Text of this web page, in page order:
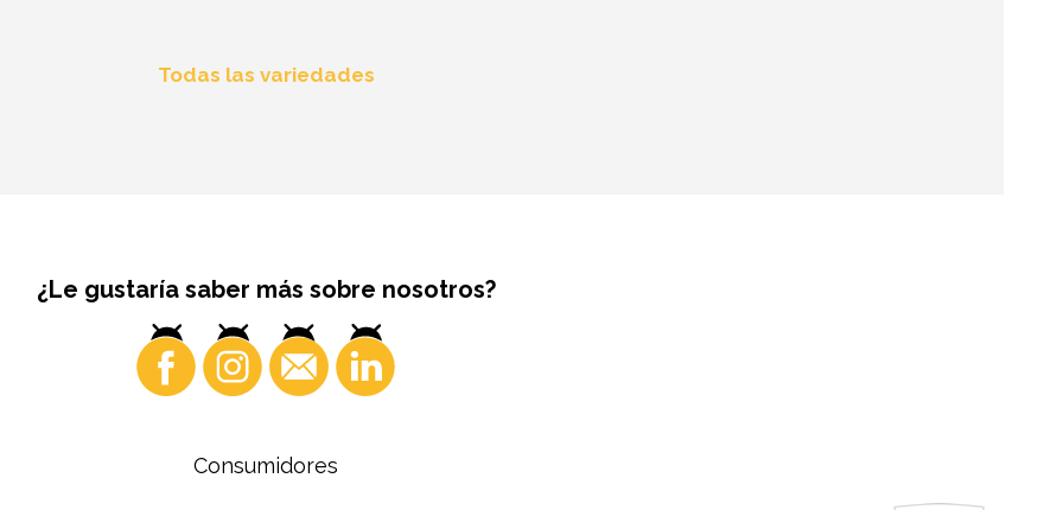
Todas las variedades
¿Le gustaría saber más sobre nosotros?
Consumidores